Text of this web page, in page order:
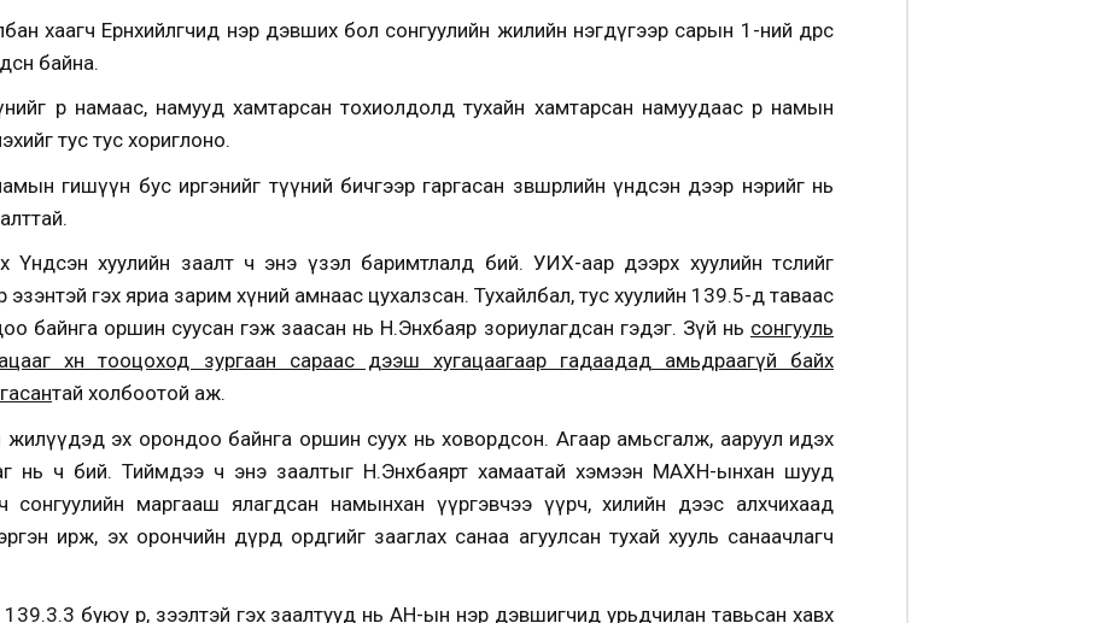
хаагч Ерөнхийлөгчид нэр дэвших бол сонгуулийн жилийн нэгдүгээр сарын 1-ний өдрөөс
байна.
өөр намаас, намууд хамтарсан тохиолдолд тухайн хамтарсан намуудаас өөр намын
тус тус хориглоно.
гишүүн бус иргэнийг түүний бичгээр гаргасан зөвшөөрлийн үндсэн дээр нэрийг нь
Үндсэн хуулийн заалт ч энэ үзэл баримтлалд бий. УИХ-аар дээрх хуулийн төслийг
эзэнтэй гэх яриа зарим хүний амнаас цухалзсан. Тухайлбал, тус хуулийн 139.5-д таваас
байнга оршин суусан гэж заасан нь Н.Энхбаяр зориулагдсан гэдэг. Зүй нь сонгууль
хөөн тооцоход зургаан сараас дээш хугацаагаар гадаадад амьдраагүй байх
тай холбоотой аж.
жилүүдэд эх орондоо байнга оршин суух нь ховордсон. Агаар амьсгалж, ааруул идэх
нь ч бий. Тиймдээ ч энэ заалтыг Н.Энхбаярт хамаатай хэмээн МАХН-ынхан шууд
маргааш ялагдсан намынхан үүргэвчээ үүрч, хилийн дээс алхчихаад
ирж, эх орончийн дүрд ордгийг зааглах санаа агуулсан тухай хууль санаачлагч
буюу өр, зээлтэй гэх заалтууд нь АН-ын нэр дэвшигчид урьдчилан тавьсан хавх